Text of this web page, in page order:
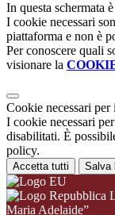
In questa schermata
I cookie necessari
piattaforma e non è
Per conoscere quali
visionare la
Cookie necessari
I cookie necessari
disabilitati. È
policy.
Accetta tutti Salva
Maria Adelaide”